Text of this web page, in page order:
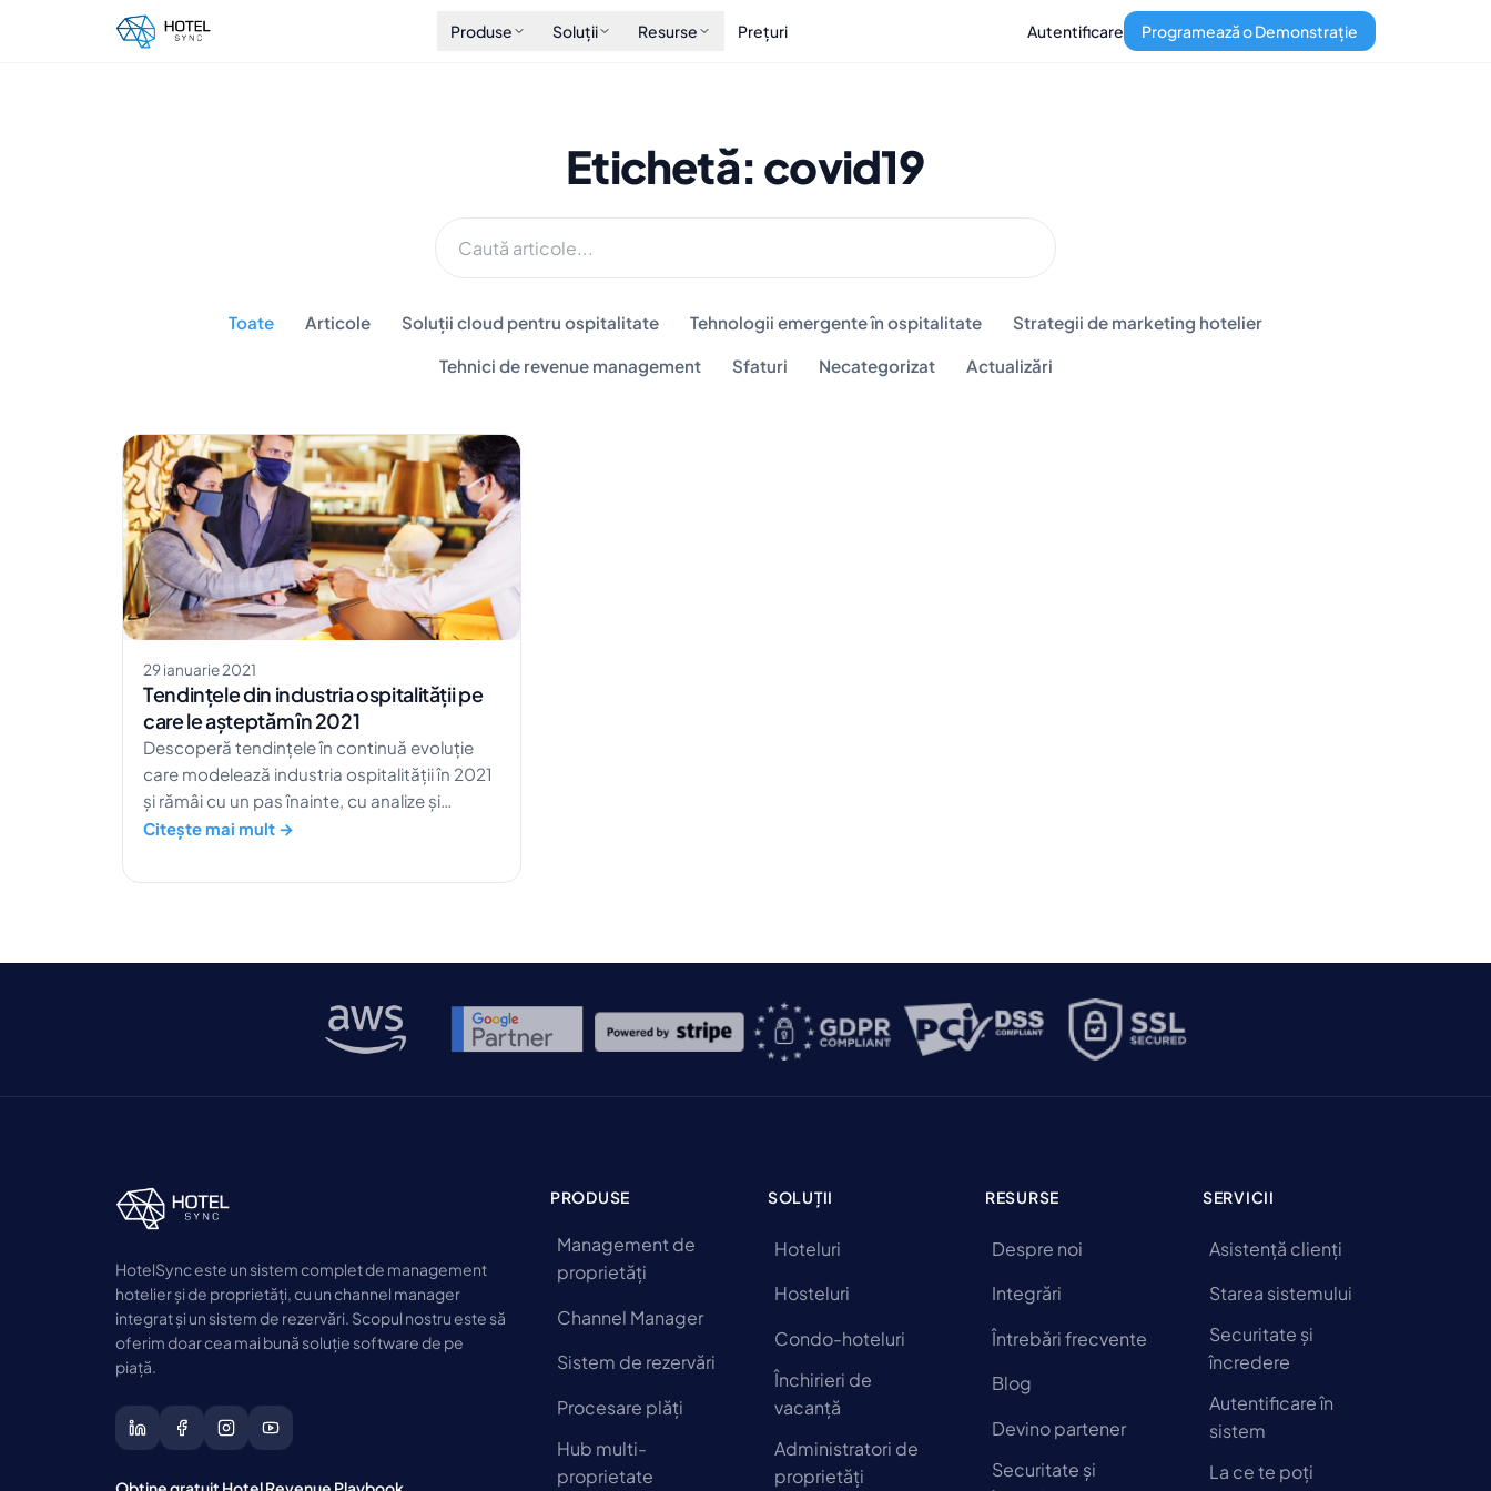
Produse Soluții Resurse Prețuri Autentificare Programează o Demonstrație
Etichetă: covid19
Toate Articole Soluții cloud pentru ospitalitate Tehnologii emergente în ospitalitate Strategii de marketing hotelier
Tehnici de revenue management Sfaturi Necategorizat Actualizări
29 ianuarie 2021
Tendințele din industria ospitalității pe
care le așteptăm în 2021
Descoperă tendințele în continuă evoluție
care modelează industria ospitalității în 2021
și rămâi cu un pas înainte, cu analize și
previziuni utile.
Citește mai mult →
HotelSync este un sistem complet de management
hotelier și de proprietăți, cu un channel manager
integrat și un sistem de rezervări. Scopul nostru este să
oferim doar cea mai bună soluție software de pe
piață.
PRODUSE
Management de
proprietăți
Channel Manager
Sistem de rezervări
Procesare plăți
Hub multi-
proprietate
SOLUȚII
Hoteluri
Hosteluri
Condo-hoteluri
Închirieri de
vacanță
Administratori de
proprietăți
RESURSE
Despre noi
Integrări
Întrebări frecvente
Blog
Devino partener
Securitate și
SERVICII
Asistență clienți
Starea sistemului
Securitate și
încredere
Autentificare în
sistem
La ce te poți